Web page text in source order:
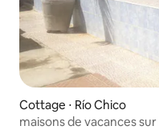
Cottage ⋅ Río Chico
maisons de vacances